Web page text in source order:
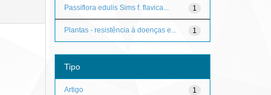
1
Passiflora edulis Sims f. flavica...
1
Plantas - resistência à doenças e...
Tipo
1
Artigo